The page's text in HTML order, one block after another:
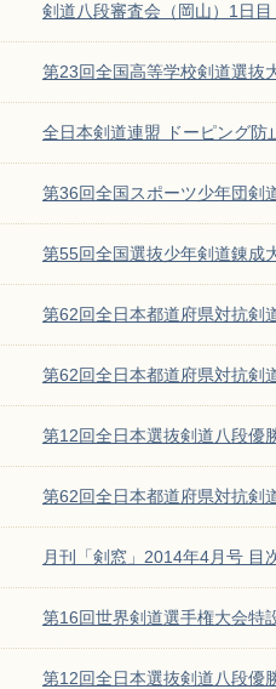
剣道八段審査会（岡山）1日
第23回全国高等学校剣道選抜
全日本剣道連盟 ドーピング防
第36回全国スポーツ少年団剣
第55回全国選抜少年剣道錬成
第62回全日本都道府県対抗剣
第62回全日本都道府県対抗剣
第12回全日本選抜剣道八段優
第62回全日本都道府県対抗剣
月刊「剣窓」2014年4月号 目
第16回世界剣道選手権大会特
第12回全日本選抜剣道八段優